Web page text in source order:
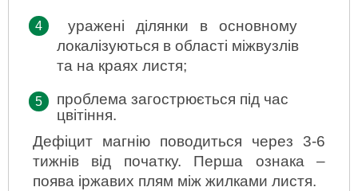
уражені ділянки в основному
локалізуються в області міжвузлів
та на краях листя;
проблема загострюється під час
цвітіння.
Дефіцит магнію поводиться через 3-6
тижнів від початку. Перша ознака –
поява іржавих плям між жилками листя.